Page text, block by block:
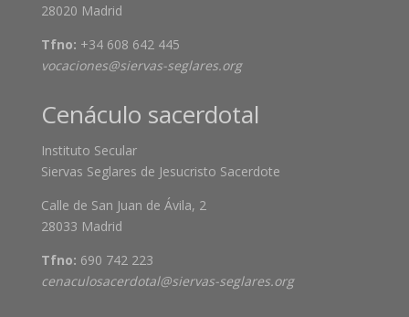
28020 Madrid
Tfno: +34 608 642 445
vocaciones@siervas-seglares.org
Cenáculo sacerdotal
Instituto Secular
Siervas Seglares de Jesucristo Sacerdote
Calle de San Juan de Ávila, 2
28033 Madrid
Tfno: 690 742 223
cenaculosacerdotal@siervas-seglares.org